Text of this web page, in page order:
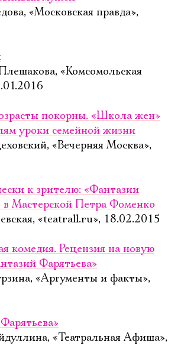
«Московская правда»,
«Комсомольская
покорны. «Школа жен»
уроки семейной жизни
«Вечерняя Москва»,
к зрителю: «Фантазии
в Мастерской Петра Фоменко
«teatrall.ru», 18.02.2015
комедия. Рецензия на новую
Фарятьева»
«Аргументы и факты»,
«Театральная Афиша»,